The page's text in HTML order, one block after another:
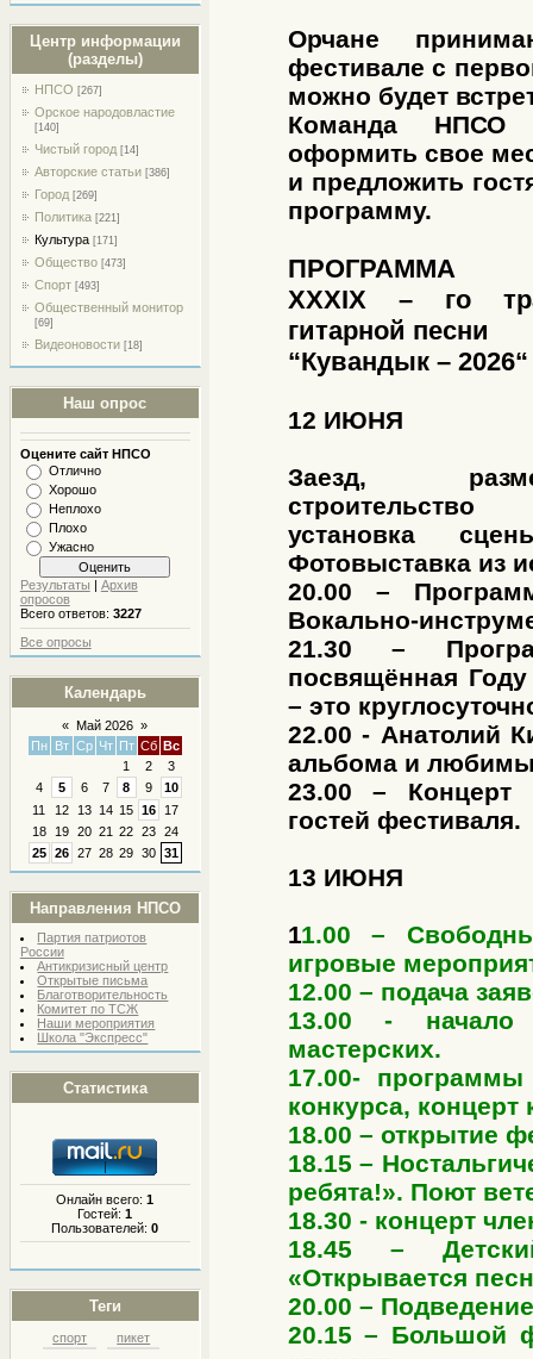
Центр информации
(разделы)
НПСО [267]
Орское народовластие
[140]
Чистый город [14]
Авторские статьи [386]
Город [269]
Политика [221]
Культура [171]
Общество [473]
Спорт [493]
Общественный монитор
[69]
Видеоновости [18]
Наш опрос
Оцените сайт НПСО
Отлично
Хорошо
Неплохо
Плохо
Ужасно
Результаты
Архив
опросов
Всего ответов: 3227
Все опросы
Календарь
« Май 2026 »
Пн
Вт Ср Чт Пт Сб Вс
1
2
3
4
5 6 7 8 9
10
11
12 13 14 15 16
17
18
19 20 21 22 23
24
25
26 27 28 29 30 31
Направления НПСО
Партия патриотов
России
Антикризисный центр
Открытые письма
Благотворительность
Комитет по ТСЖ
Наши мероприятия
Школа "Экспресс"
Статистика
Онлайн всего:1
Гостей:1
Пользователей:0
Теги
спорт пикет
Орчане
фестивале с
можно будет
Команда НПСО
оформить свое
и предложить
программу.
ПРОГРАММА
XXXIX – го
гитарной песни
“Кувандык – 2026“
12 ИЮНЯ
Заезд,
установка
Фотовыставка из
20.00 –
Вокально-
21.30 –
посвящённая
– это
22.00 - Анатолий
альбома и
23.00 – Концерт
гостей фестиваля.
13 ИЮНЯ
11.00 –
игровые
12.00 – подача
13.00 - начало
мастерских.
17.00-
конкурса, концерт
18.00 – открытие
18.15 –
ребята!». Поют
18.30 - концерт
18.45 –
«Открывается
20.00 –
20.15 – Большой